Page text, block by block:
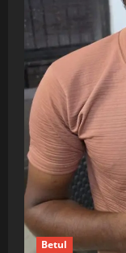
Betul